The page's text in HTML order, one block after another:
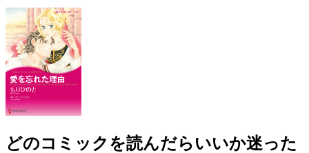
どのコミックを読んだらいいか迷った